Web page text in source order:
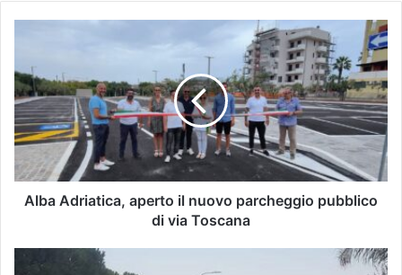
Alba Adriatica, aperto il nuovo parcheggio pubblico
di via Toscana